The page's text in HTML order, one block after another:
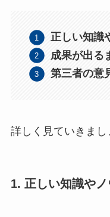
正しい知識
成果が出る
第三者の意
詳しく見ていきまし
1. 正しい知識や